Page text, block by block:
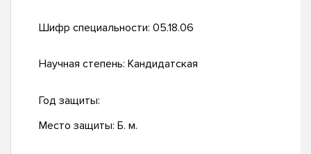
Шифр специальности: 05.18.06
Научная степень: Кандидатская
Год защиты:
Место защиты: Б. м.